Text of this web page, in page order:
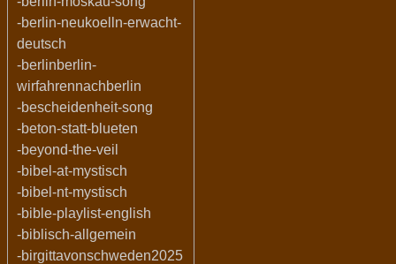
-berlin-neukoelln-erwacht-
deutsch
-berlinberlin-
wirfahrennachberlin
-bescheidenheit-song
-beton-statt-blueten
-beyond-the-veil
-bibel-at-mystisch
-bibel-nt-mystisch
-bible-playlist-english
-biblisch-allgemein
-birgittavonschweden2025